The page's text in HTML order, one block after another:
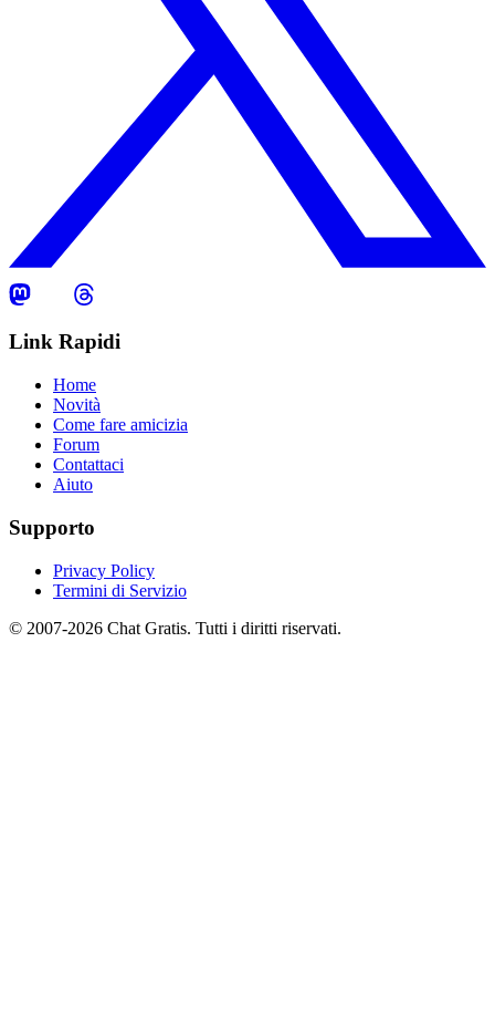
Link Rapidi
Home
Novità
Come fare amicizia
Forum
Contattaci
Aiuto
Supporto
Privacy Policy
Termini di Servizio
© 2007-2026 Chat Gratis. Tutti i diritti riservati.